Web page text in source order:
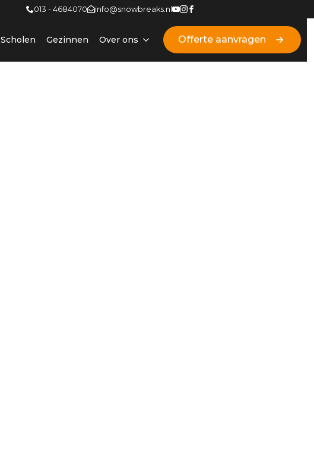
013 - 4684070 info@snowbreaks.nl
Scholen Gezinnen Over ons Offerte aanvragen